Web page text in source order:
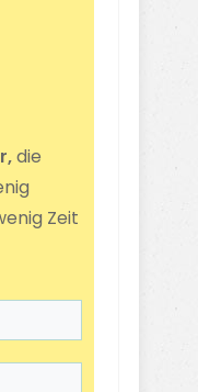
die
Zeit